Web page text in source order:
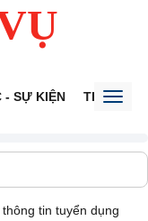
- SỰ KIỆN THÔNG
thông tin tuyển dụng